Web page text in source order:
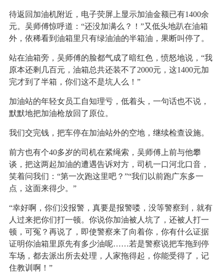
待返回加油机附近，电子荧屏上显示加油金额已有1400余
元。吴师傅惊呼道：“还没加满么？！”又低头地趴在油箱
外，依稀看到油箱里只有绿油油的半箱油，果断叫停了。
站在油箱旁，吴师傅的脸都气成了暗红色，愤怒地说，“我
原本还剩几百元，油箱总共还装不了2000元，这1400元加
完才到了半箱，你们这不是坑人么！”
加油站的年轻女员工自知理亏，低着头，一句话也不说，
默默地把加油枪放回了原位。
我们交完钱，把车停在加油站外的空地，继续检查设施。
前方也有个40多岁的司机在紧绳索，吴师傅上前与他攀
谈，把这两起加油的遭遇告诉对方，司机一口河北口音，
笑着问我们：“第一次跑这里吧？”“我们以前跑广东多一
点，这面来得少。”
“幸好啊，你们没报警，真要是报警喽，没等警察到，就有
人过来把你们打一顿。你说你加油被人坑了，还被人打一
顿，可冤？再说了，即使警察来了向着你，你有什么证据
证明你油箱里原先有多少油呢……若是警察说把车拖到停
车场，都去派出所去处理，人家拖得起，你能受得了，记
住教训啊！”